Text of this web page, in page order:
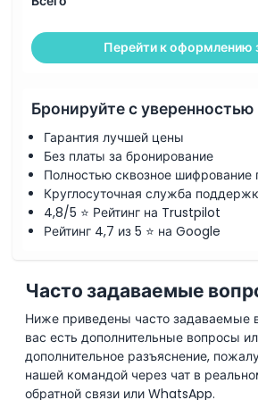
Перейти к оформлению
Бронируйте с уверенностью
Гарантия лучшей цены
Без платы за бронирование
Полностью сквозное шифрование
Круглосуточная служба
4,8/5 ⭐ Рейтинг на Trustpilot
Рейтинг 4,7 из 5 ⭐ на Google
Часто задаваемые
Ниже приведены часто задаваемые
вас есть дополнительные вопросы
дополнительное разъяснение,
нашей командой через чат в
обратной связи или WhatsApp.